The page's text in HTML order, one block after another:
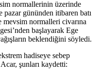
normallerinin üzerinde
pazar gününden itibaren batı
normalleri civarına
başlayarak Ege
beklendiğini söyledi.
hadiseye sebep
şunları kaydetti: